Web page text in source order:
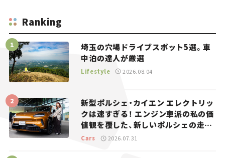
Ranking
埼玉の穴場ドライブスポット5選。車
中泊の達人が厳選
Lifestyle 2026.08.04
新型ポルシェ・カイエン エレクトリッ
クは速すぎる！ エンジン車派の私の価
値観を覆した、新しいポルシェの走
り。
Cars 2026.07.31